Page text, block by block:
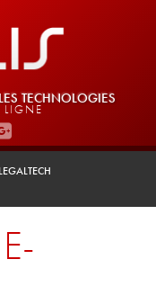
TECHNOLOGIES
LEGALTECH